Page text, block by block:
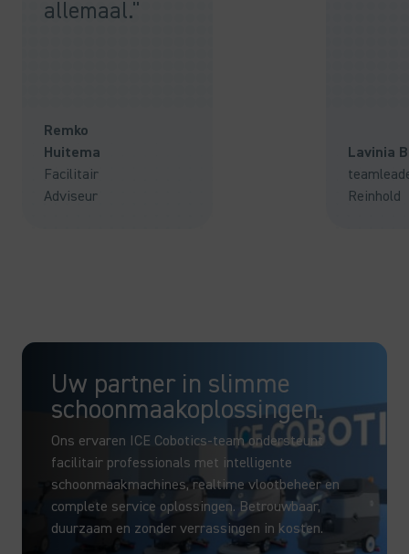
allemaal."
Remko
Huitema
Facilitair
Adviseur
Lavinia
Reinhold
Uw partner in slimme
schoonmaakoplossingen.
Ons ervaren ICE Cobotics-team ondersteunt
facilitair professionals met intelligente
schoonmaakmachines, realtime vlootbeheer en
complete service oplossingen. Betrouwbaar,
duurzaam en zonder verrassingen in kosten.